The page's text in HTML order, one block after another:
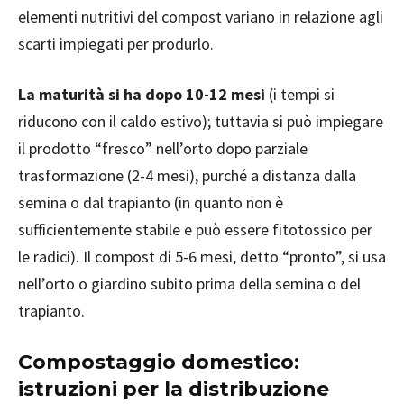
elementi nutritivi del compost variano in relazione agli
scarti impiegati per produrlo.
La maturità si ha dopo 10-12 mesi (i tempi si
riducono con il caldo estivo); tuttavia si può impiegare
il prodotto “fresco” nell’orto dopo parziale
trasformazione (2-4 mesi), purché a distanza dalla
semina o dal trapianto (in quanto non è
sufficientemente stabile e può essere fitotossico per
le radici). Il compost di 5-6 mesi, detto “pronto”, si usa
nell’orto o giardino subito prima della semina o del
trapianto.
Compostaggio domestico:
istruzioni per la distribuzione